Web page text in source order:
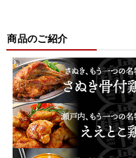
商品のご紹介